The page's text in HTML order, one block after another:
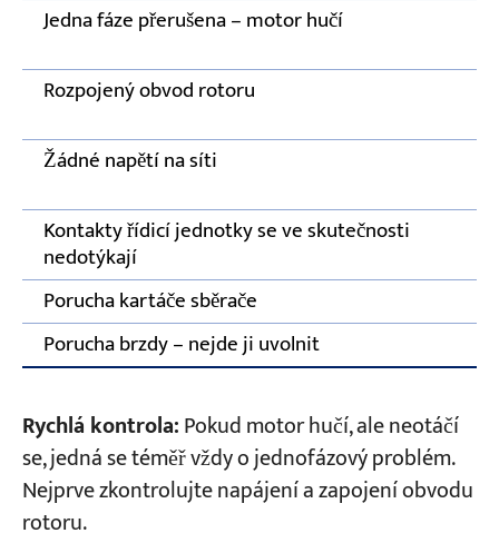
Jedna fáze přerušena – motor hučí
Rozpojený obvod rotoru
Žádné napětí na síti
Kontakty řídicí jednotky se ve skutečnosti
nedotýkají
Porucha kartáče sběrače
Porucha brzdy – nejde ji uvolnit
Rychlá kontrola:Pokud motor hučí, ale neotáčí
se, jedná se téměř vždy o jednofázový problém.
Nejprve zkontrolujte napájení a zapojení obvodu
rotoru.